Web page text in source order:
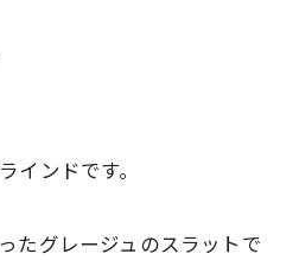
ンドです。
たグレージュのスラットで